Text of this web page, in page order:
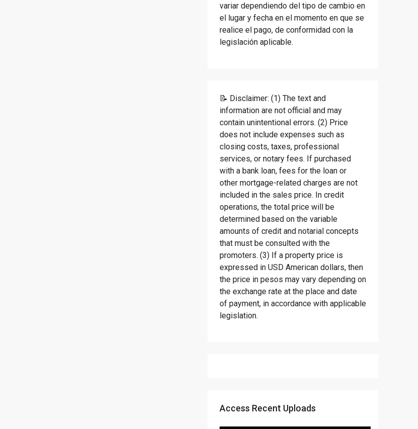
variar dependiendo del tipo de cambio en
el lugar y fecha en el momento en que se
realice el pago, de conformidad con la
legislación aplicable.
📝 Disclaimer: (1) The text and
information are not official and may
contain unintentional errors. (2) Price
does not include expenses such as
closing costs, taxes, professional
services, or notary fees. If purchased
with a bank loan, fees for the loan or
other mortgage-related charges are not
included in the sales price. In credit
operations, the total price will be
determined based on the variable
amounts of credit and notarial concepts
that must be consulted with the
promoters. (3) If a property price is
expressed in USD American dollars, then
the price in pesos may vary depending on
the exchange rate at the place and date
of payment, in accordance with applicable
legislation.
Access Recent Uploads